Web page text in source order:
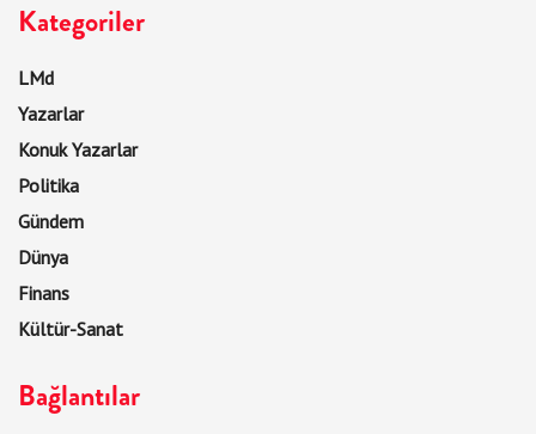
Kategoriler
LMd
Yazarlar
Konuk Yazarlar
Politika
Gündem
Dünya
Finans
Kültür-Sanat
Bağlantılar